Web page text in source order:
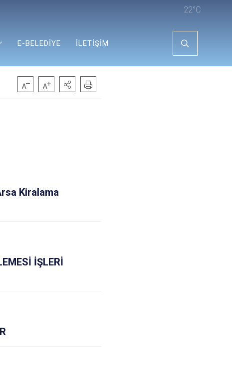
22°C
E-BELEDİYE İLETİŞİM
Kiralama
İŞLERİ